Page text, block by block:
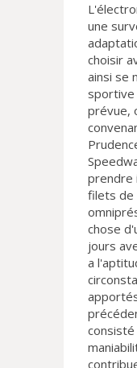
une
choisir
ainsi se
sportive
prévue,
prendre
filets de
chose
jours
a